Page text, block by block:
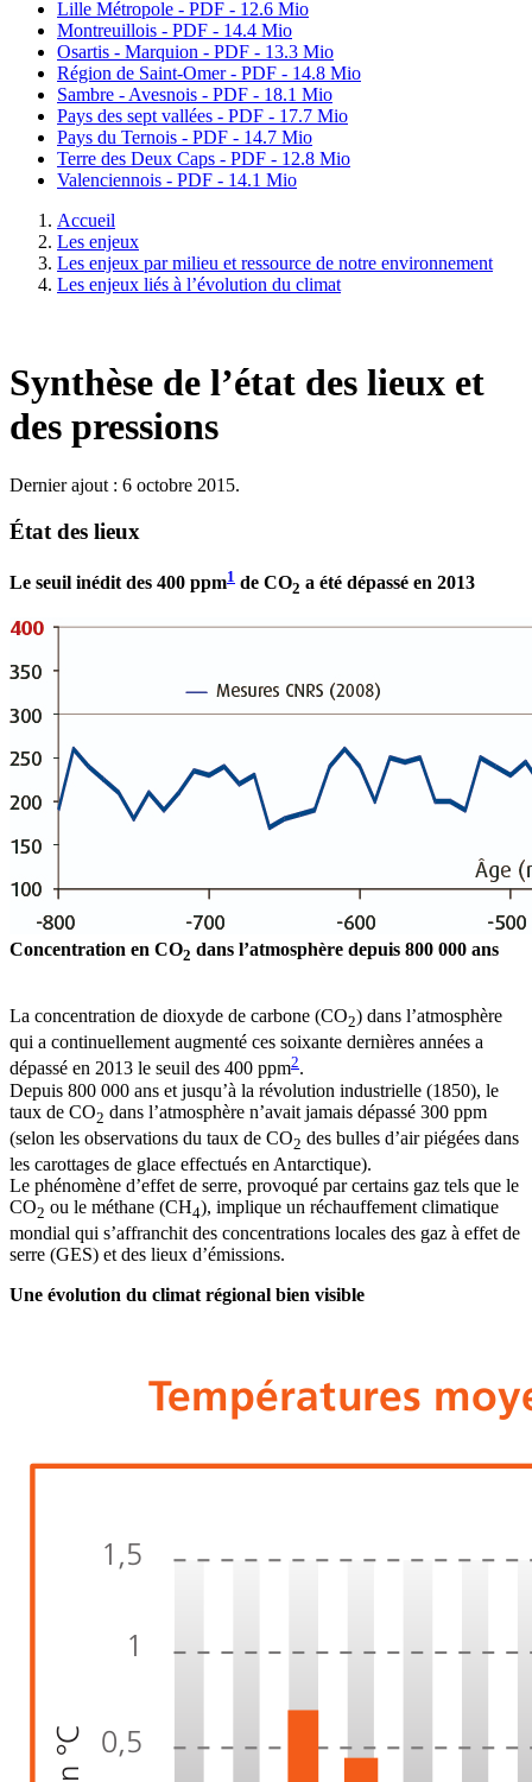
Lille Métropole - PDF - 12.6 Mio
Montreuillois - PDF - 14.4 Mio
Osartis - Marquion - PDF - 13.3 Mio
Région de Saint-Omer - PDF - 14.8 Mio
Sambre - Avesnois - PDF - 18.1 Mio
Pays des sept vallées - PDF - 17.7 Mio
Pays du Ternois - PDF - 14.7 Mio
Terre des Deux Caps - PDF - 12.8 Mio
Valenciennois - PDF - 14.1 Mio
Accueil
Les enjeux
Les enjeux par milieu et ressource de notre environnement
Les enjeux liés à l’évolution du climat
Synthèse de l’état des lieux et
des pressions
Dernier ajout : 6 octobre 2015.
État des lieux
Le seuil inédit des 400 ppm1 de CO2 a été dépassé en 2013
Concentration en CO2 dans l’atmosphère depuis 800 000 ans
La concentration de dioxyde de carbone (CO2) dans l’atmosphère
qui a continuellement augmenté ces soixante dernières années a
dépassé en 2013 le seuil des 400 ppm2.
Depuis 800 000 ans et jusqu’à la révolution industrielle (1850), le
taux de CO2 dans l’atmosphère n’avait jamais dépassé 300 ppm
(selon les observations du taux de CO2 des bulles d’air piégées dans
les carottages de glace effectués en ­Antarctique).
Le phénomène d’effet de serre, provoqué par certains gaz tels que le
CO2 ou le méthane (CH4), implique un réchauffement climatique
mondial qui s’affranchit des concentrations locales des gaz à effet de
serre (GES) et des lieux d’émissions.
Une évolution du climat régional bien visible